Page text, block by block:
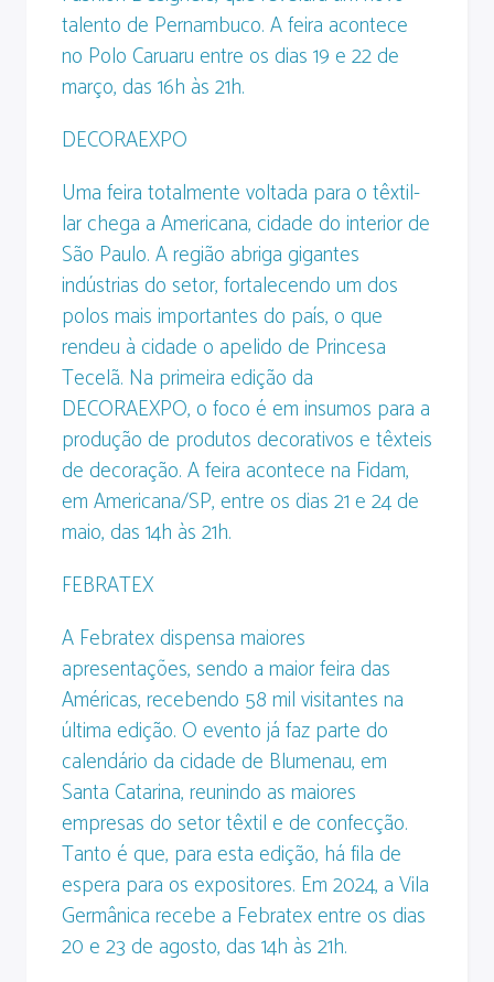
talento de Pernambuco. A feira acontece
no Polo Caruaru entre os dias 19 e 22 de
março, das 16h às 21h.
DECORAEXPO
Uma feira totalmente voltada para o têxtil-
lar chega a Americana, cidade do interior de
São Paulo. A região abriga gigantes
indústrias do setor, fortalecendo um dos
polos mais importantes do país, o que
rendeu à cidade o apelido de Princesa
Tecelã. Na primeira edição da
DECORAEXPO, o foco é em insumos para a
produção de produtos decorativos e têxteis
de decoração. A feira acontece na Fidam,
em Americana/SP, entre os dias 21 e 24 de
maio, das 14h às 21h.
FEBRATEX
A Febratex dispensa maiores
apresentações, sendo a maior feira das
Américas, recebendo 58 mil visitantes na
última edição. O evento já faz parte do
calendário da cidade de Blumenau, em
Santa Catarina, reunindo as maiores
empresas do setor têxtil e de confecção.
Tanto é que, para esta edição, há fila de
espera para os expositores. Em 2024, a Vila
Germânica recebe a Febratex entre os dias
20 e 23 de agosto, das 14h às 21h.